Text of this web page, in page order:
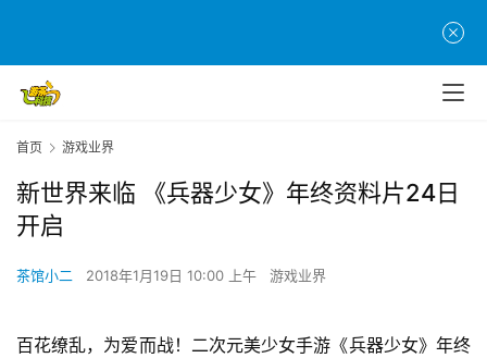
首页 游戏业界
新世界来临 《兵器少女》年终资料片24日
开启
茶馆小二 2018年1月19日 10:00 上午 游戏业界
百花缭乱，为爱而战！二次元美少女手游《兵器少女》年终